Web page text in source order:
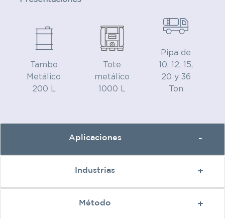
Tambo
Metálico
200 L
Tote
metálico
1000 L
Pipa de
10, 12, 15,
20 y 36
Ton
Aplicaciones
Industrias
Método